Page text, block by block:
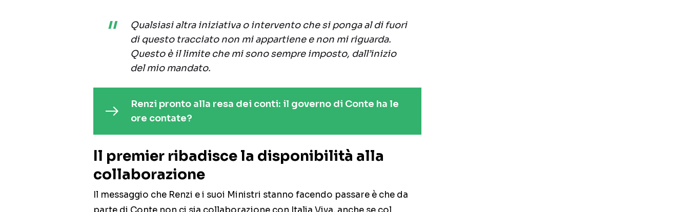
Qualsiasi altra iniziativa o intervento che si ponga al di fuori
di questo tracciato non mi appartiene e non mi riguarda.
Questo è il limite che mi sono sempre imposto, dall’inizio
del mio mandato.
Renzi pronto alla resa dei conti: il governo di Conte ha le
ore contate?
Il premier ribadisce la disponibilità alla
collaborazione
Il messaggio che Renzi e i suoi Ministri stanno facendo passare è che da